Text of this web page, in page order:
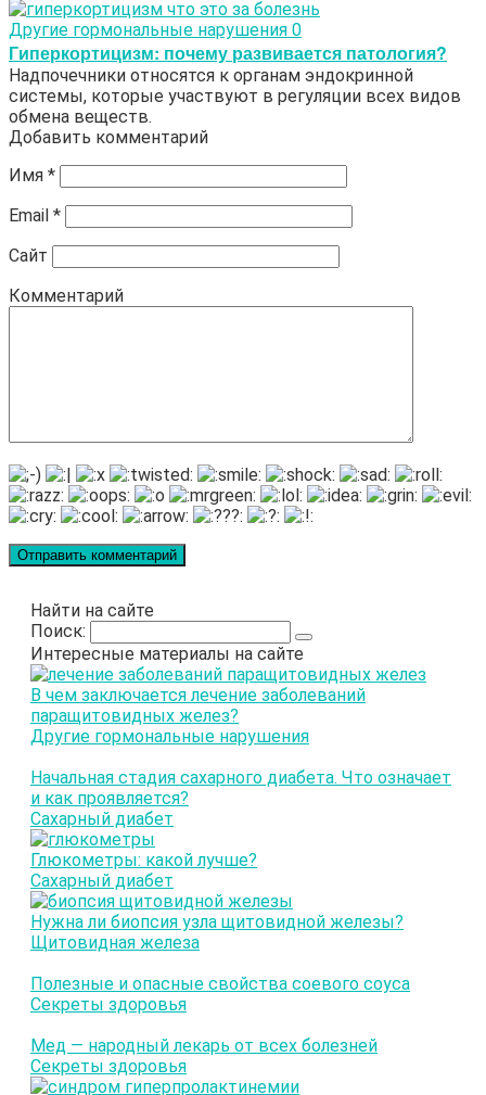
Другие гормональные нарушения 0
Гиперкортицизм: почему развивается патология?
Надпочечники относятся к органам эндокринной
системы, которые участвуют в регуляции всех видов
обмена веществ.
Добавить комментарий
Имя *
Email *
Сайт
Комментарий
Найти на сайте
Поиск:
Интересные материалы на сайте
В чем заключается лечение заболеваний
паращитовидных желез?
Другие гормональные нарушения
Начальная стадия сахарного диабета. Что означает
и как проявляется?
Сахарный диабет
Глюкометры: какой лучше?
Сахарный диабет
Нужна ли биопсия узла щитовидной железы?
Щитовидная железа
Полезные и опасные свойства соевого соуса
Секреты здоровья
Мед — народный лекарь от всех болезней
Секреты здоровья